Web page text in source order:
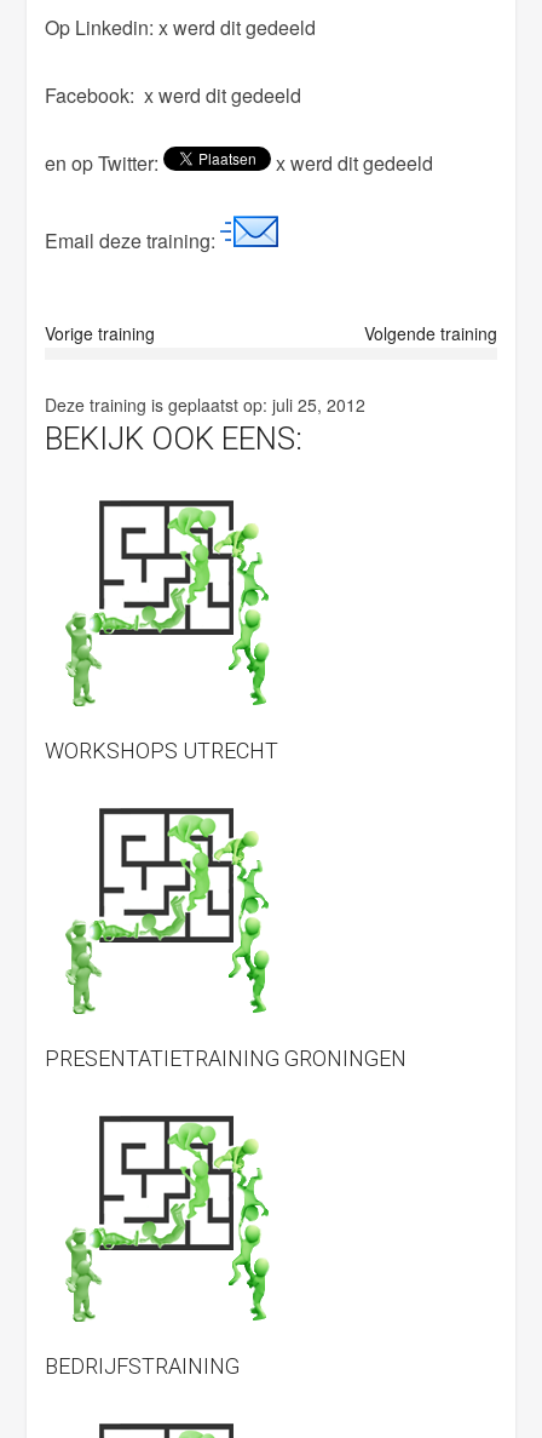
f
e
d
m
y
Op Linkedin:x werd dit gedeeld
Facebook: x werd dit gedeeld
en op Twitter: x werd dit gedeeld
Email deze training:
Vorige training Volgende training
Deze training is geplaatst op:juli 25, 2012
BEKIJK OOK EENS:
WORKSHOPS UTRECHT
PRESENTATIETRAINING GRONINGEN
BEDRIJFSTRAINING